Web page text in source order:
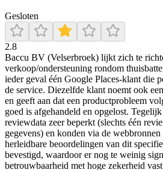
Gesloten
2.8
Baccu BV (Velserbroek) lijkt zich te
verkoop/ondersteuning rondom
ieder geval één Google Places-klant die
de service. Diezelfde klant noemt ook
en geeft aan dat een productprobleem
goed is afgehandeld en opgelost.
reviewdata zeer beperkt (slechts één
gegevens) en konden via de
herleidbare beoordelingen van dit
bevestigd, waardoor er nog te weinig
betrouwbaarheid met hoge zekerheid